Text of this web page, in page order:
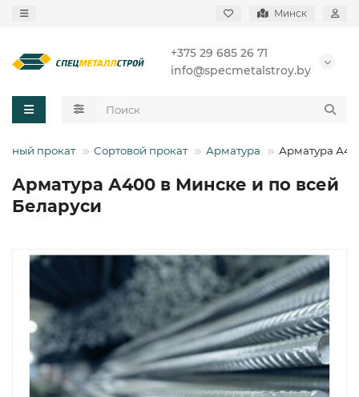
Минск
+375 29 685 26 71
info@specmetalstroy.by
прокат Сортовой прокат Арматура Арматура
Арматура А400 в Минске и по всей
Беларуси